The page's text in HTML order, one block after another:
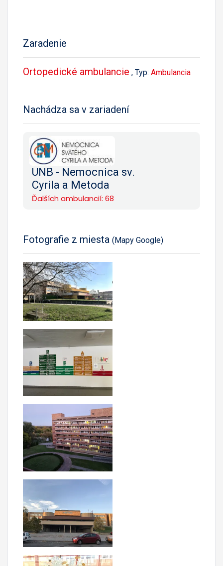
Zaradenie
Ortopedické ambulancie , Typ: Ambulancia
Nachádza sa v zariadení
UNB - Nemocnica sv.
Cyrila a Metoda
Ďalších ambulancií: 68
Fotografie z miesta (Mapy Google)